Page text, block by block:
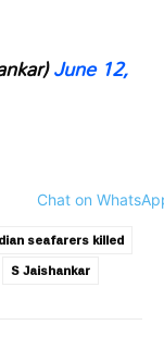
June 12,
seafarers killed
S Jaishankar